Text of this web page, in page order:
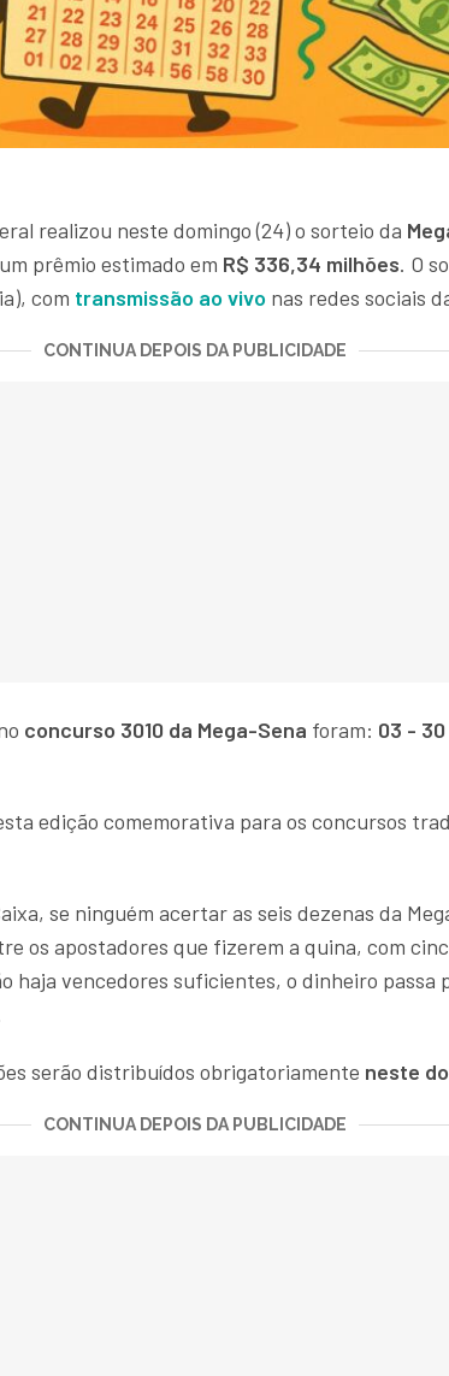
realizou neste domingo (24) o sorteio da
prêmio estimado em R$ 336,34 milhões. O
com transmissão ao vivo nas redes sociais
CONTINUA DEPOIS DA PUBLICIDADE
concurso 3010 da Mega-Sena foram: 03 -
edição comemorativa para os concursos
se ninguém acertar as seis dezenas da
os apostadores que fizerem a quina, com
haja vencedores suficientes, o dinheiro passa
serão distribuídos obrigatoriamente neste
CONTINUA DEPOIS DA PUBLICIDADE